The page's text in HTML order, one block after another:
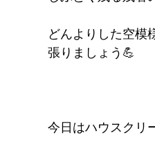
どんよりした空模
張りましょう💪
今日はハウスクリ